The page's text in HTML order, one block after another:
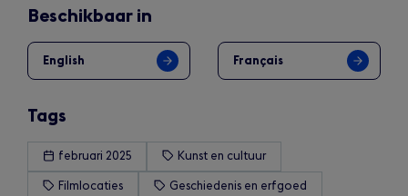
Beschikbaar in
English Français
Tags
februari 2025 Kunst en cultuur
Filmlocaties Geschiedenis en erfgoed